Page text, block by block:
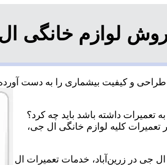
لوازم خانگی
و کیفیت بیشماری را به دست
تعمیرات داشته باشد باید چه کرد؟
تعمیرات کلیه لوازم خانگی ال جی،
جی در زرین‌آباد، خدمات تعمیرات ال